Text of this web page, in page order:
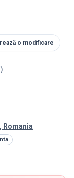
o modificare
)
Romania